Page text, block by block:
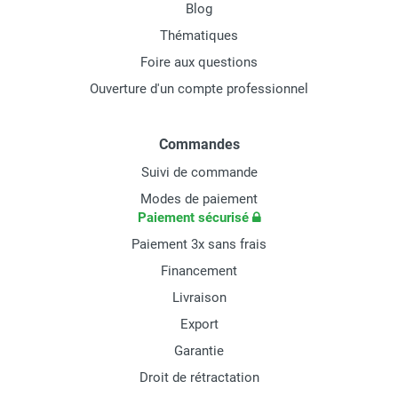
Blog
Thématiques
Foire aux questions
Ouverture d'un compte professionnel
Commandes
Suivi de commande
Modes de paiement
Paiement sécurisé
Paiement 3x sans frais
Financement
Livraison
Export
Garantie
Droit de rétractation